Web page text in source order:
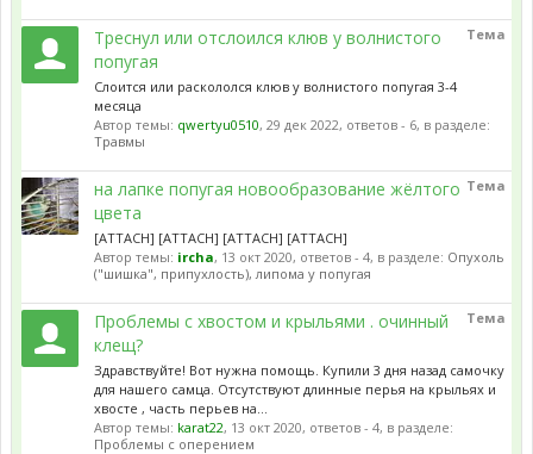
Тема
Треснул или отслоился клюв у волнистого
попугая
Слоится или раскололся клюв у волнистого попугая 3-4
месяца
Автор темы: qwertyu0510, 29 дек 2022, ответов - 6, в разделе:
Травмы
Тема
на лапке попугая новообразование жёлтого
цвета
[ATTACH] [ATTACH] [ATTACH] [ATTACH]
Автор темы: ircha, 13 окт 2020, ответов - 4, в разделе: Опухоль
("шишка", припухлость), липома у попугая
Тема
Проблемы с хвостом и крыльями . очинный
клещ?
Здравствуйте! Вот нужна помощь. Купили 3 дня назад самочку
для нашего самца. Отсутствуют длинные перья на крыльях и
хвосте , часть перьев на...
Автор темы: karat22, 13 окт 2020, ответов - 4, в разделе:
Проблемы с оперением